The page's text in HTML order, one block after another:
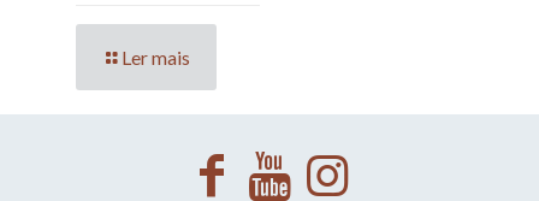
Ler mais